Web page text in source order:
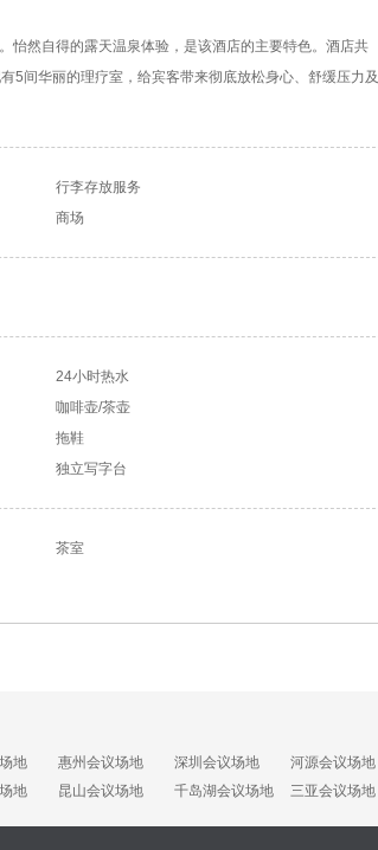
怡然自得的露天温泉体验，是该酒店的主要特色。酒店共
5间华丽的理疗室，给宾客带来彻底放松身心、舒缓压力及
行李存放服务
商场
24小时热水
咖啡壶/茶壶
拖鞋
独立写字台
茶室
地 惠州会议场地 深圳会议场地 河源会议场地
地 昆山会议场地 千岛湖会议场地 三亚会议场地